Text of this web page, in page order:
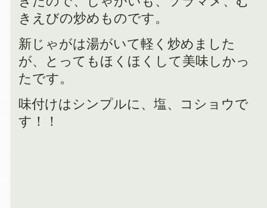
きえびの炒めものです。
新じゃがは湯がいて軽く炒めました
が、とってもほくほくして美味しかっ
たです。
味付けはシンプルに、塩、コショウで
す！！